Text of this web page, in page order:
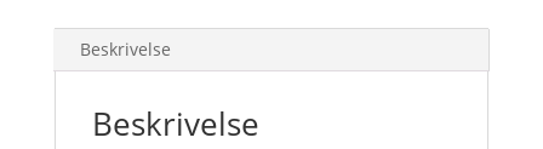
Beskrivelse
Beskrivelse